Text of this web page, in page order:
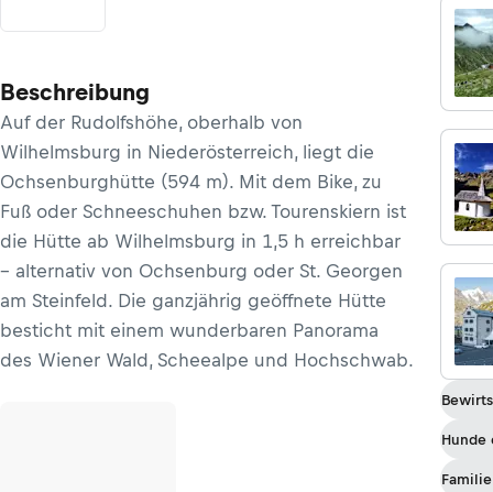
Beschreibung
Auf der Rudolfshöhe, oberhalb von
Wilhelmsburg in Niederösterreich, liegt die
Ochsenburghütte (594 m). Mit dem Bike, zu
Fuß oder Schneeschuhen bzw. Tourenskiern ist
die Hütte ab Wilhelmsburg in 1,5 h erreichbar
– alternativ von Ochsenburg oder St. Georgen
am Steinfeld. Die ganzjährig geöffnete Hütte
besticht mit einem wunderbaren Panorama
des Wiener Wald, Scheealpe und Hochschwab.
Hunde